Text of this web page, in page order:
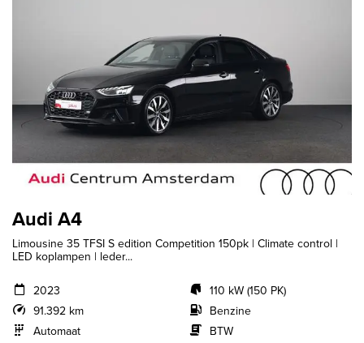
Audi A4
Limousine 35 TFSI S edition Competition 150pk | Climate control |
LED koplampen | leder...
2023
91.392 km
Automaat
110 kW (150 PK)
Benzine
BTW